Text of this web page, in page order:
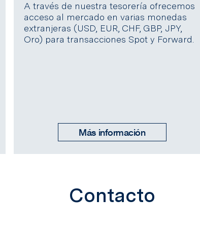
A través de nuestra tesorería ofrecemos
acceso al mercado en varias monedas
extranjeras (USD, EUR, CHF, GBP, JPY,
Oro) para transacciones Spot y Forward.
Más información
Contacto